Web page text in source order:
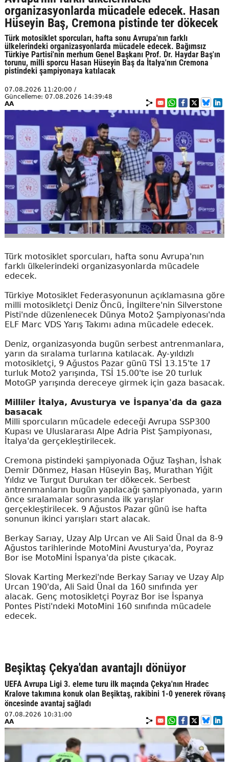
organizasyonlarda mücadele edecek. Hasan
Hüseyin Baş, Cremona pistinde ter dökecek
Türk motosiklet sporcuları, hafta sonu Avrupa'nın farklı
ülkelerindeki organizasyonlarda mücadele edecek. Bağımsız
Türkiye Partisi'nin merhum Genel Başkanı Prof. Dr. Haydar Baş'ın
torunu, milli sporcu Hasan Hüseyin Baş da İtalya'nın Cremona
pistindeki şampiyonaya katılacak
07.08.2026 11:20:00 /
Güncelleme: 07.08.2026 14:39:48
AA
Türk motosiklet sporcuları, hafta sonu Avrupa'nın
farklı ülkelerindeki organizasyonlarda mücadele
edecek.
Türkiye Motosiklet Federasyonunun açıklamasına göre
milli motosikletçi Deniz Öncü, İngiltere'nin Silverstone
Pisti'nde düzenlenecek Dünya Moto2 Şampiyonası'nda
ELF Marc VDS Yarış Takımı adına mücadele edecek.
Deniz, organizasyonda bugün serbest antrenmanlara,
yarın da sıralama turlarına katılacak. Ay-yıldızlı
motosikletçi, 9 Ağustos Pazar günü TSİ 13.15'te 17
turluk Moto2 yarışında, TSİ 15.00'te ise 20 turluk
MotoGP yarışında dereceye girmek için gaza basacak.
Milliler İtalya, Avusturya ve İspanya'da da gaza
basacak
Milli sporcuların mücadele edeceği Avrupa SSP300
Kupası ve Uluslararası Alpe Adria Pist Şampiyonası,
İtalya'da gerçekleştirilecek.
Cremona pistindeki şampiyonada Oğuz Taşhan, İshak
Demir Dönmez, Hasan Hüseyin Baş, Murathan Yiğit
Yıldız ve Turgut Durukan ter dökecek. Serbest
antrenmanların bugün yapılacağı şampiyonada, yarın
önce sıralamalar sonrasında ilk yarışlar
gerçekleştirilecek. 9 Ağustos Pazar günü ise hafta
sonunun ikinci yarışları start alacak.
Berkay Sarıay, Uzay Alp Urcan ve Ali Said Ünal da 8-9
Ağustos tarihlerinde MotoMini Avusturya'da, Poyraz
Bor ise MotoMini İspanya'da piste çıkacak.
Slovak Karting Merkezi'nde Berkay Sarıay ve Uzay Alp
Urcan 190'da, Ali Said Ünal da 160 sınıfında yer
alacak. Genç motosikletçi Poyraz Bor ise İspanya
Pontes Pisti'ndeki MotoMini 160 sınıfında mücadele
edecek.
Beşiktaş Çekya'dan avantajlı dönüyor
UEFA Avrupa Ligi 3. eleme turu ilk maçında Çekya'nın Hradec
Kralove takımına konuk olan Beşiktaş, rakibini 1-0 yenerek rövanş
öncesinde avantaj sağladı
07.08.2026 10:31:00
AA